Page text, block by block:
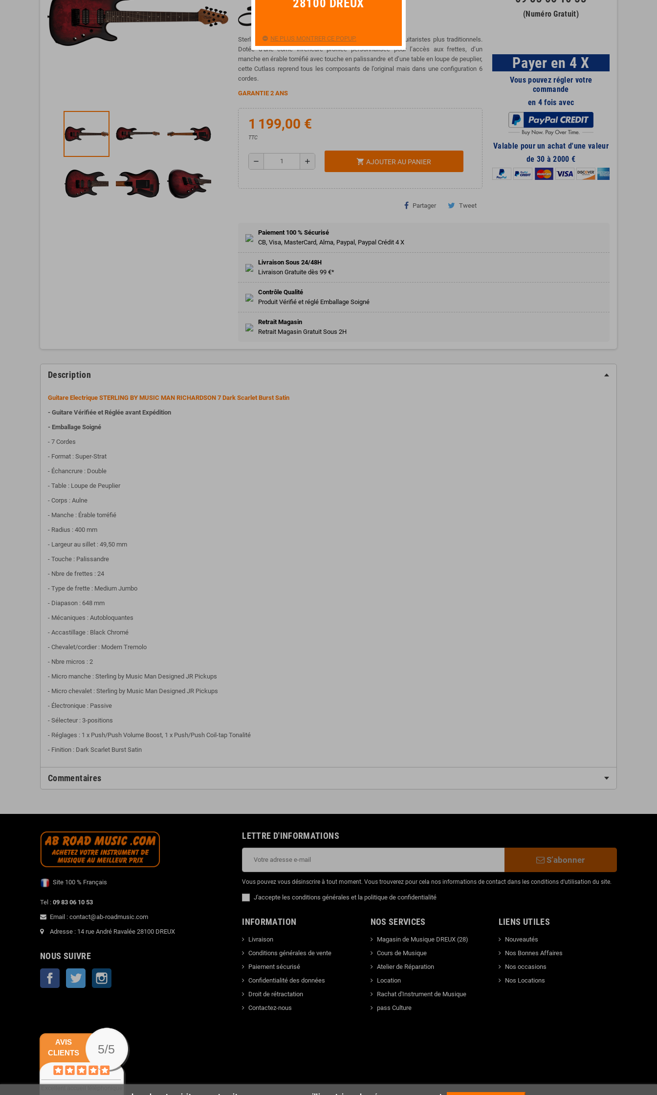
Sterling présente la nouvelle Richardson Cutlass pour les guitaristes plus traditionnels.
Dotée d’une corne inférieure profilée personnalisée pour l’accès aux frettes, d’un
manche en érable torréfié avec touche en palissandre et d’une table en loupe de peuplier,
cette Cutlass reprend tous les composants de l’original mais dans une configuration 6
cordes.
GARANTIE 2 ANS
1 199,00 €
TTC
remove add shopping_cart AJOUTER AU PANIER
Partager Tweet
(Numéro Gratuit)
Payer en 4 X
Vous pouvez régler votre
commande
en 4 fois avec
Valable pour un achat d'une valeur
de 30 à 2000 €
Paiement 100 % Sécurisé
CB, Visa, MasterCard, Alma, Paypal, Paypal Crédit 4 X
Livraison Sous 24/48H
Livraison Gratuite dès 99 €*
Contrôle Qualité
Produit Vérifié et réglé Emballage Soigné
Retrait Magasin
Retrait Magasin Gratuit Sous 2H
Description
Guitare Electrique STERLING BY MUSIC MAN RICHARDSON 7 Dark Scarlet Burst Satin
- Guitare Vérifiée et Réglée avant Expédition
- Emballage Soigné
- 7 Cordes
- Format : Super-Strat
- Échancrure : Double
- Table : Loupe de Peuplier
- Corps : Aulne
- Manche : Érable torréfié
- Radius : 400 mm
- Largeur au sillet : 49,50 mm
- Touche : Palissandre
- Nbre de frettes : 24
- Type de frette : Medium Jumbo
- Diapason : 648 mm
- Mécaniques : Autobloquantes
- Accastillage : Black Chromé
- Chevalet/cordier : Modern Tremolo
- Nbre micros : 2
- Micro manche : Sterling by Music Man Designed JR Pickups
- Micro chevalet : Sterling by Music Man Designed JR Pickups
- Électronique : Passive
- Sélecteur : 3-positions
- Réglages : 1 x Push/Push Volume Boost, 1 x Push/Push Coil-tap Tonalité
- Finition : Dark Scarlet Burst Satin
Commentaires
Site 100 % Français
Tel : 09 83 06 10 53
Email : contact@ab-roadmusic.com
Adresse : 14 rue André Ravalée 28100 DREUX
NOUS SUIVRE
Facebook Twitter
LETTRE D'INFORMATIONS
S’abonner
Vous pouvez vous désinscrire à tout moment. Vous trouverez pour cela nos informations de contact dans les conditions d'utilisation du site.
J'accepte les conditions générales et la politique de confidentialité
INFORMATION
Livraison
Conditions générales de vente
Paiement sécurisé
Confidentialité des données
Droit de rétractation
Contactez-nous
NOS SERVICES
Magasin de Musique DREUX (28)
Cours de Musique
Atelier de Réparation
Location
Rachat d'Instrument de Musique
pass Culture
LIENS UTILES
Nouveautés
Nos Bonnes Affaires
Nos occasions
Nos Locations
AVIS
CLIENTS
5/5
28100 DREUX
NE PLUS MONTRER CE POPUP.